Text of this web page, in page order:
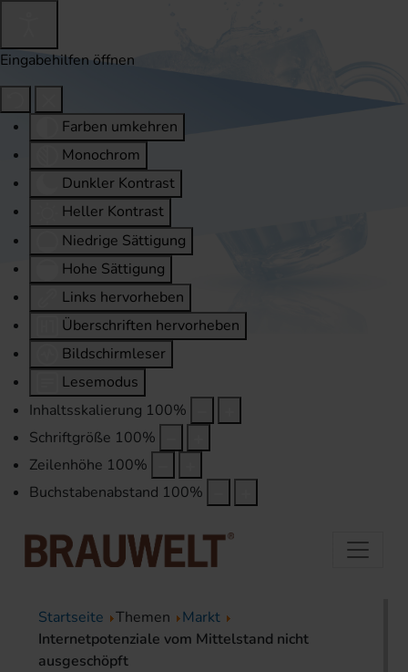
Eingabehilfen öffnen
Farben umkehren
Monochrom
Dunkler Kontrast
Heller Kontrast
Niedrige Sättigung
Hohe Sättigung
Links hervorheben
Überschriften hervorheben
Bildschirmleser
Lesemodus
Inhaltsskalierung 100%
Schriftgröße 100%
Zeilenhöhe 100%
Buchstabenabstand 100%
Startseite Themen
Markt
Internetpotenziale vom Mittelstand nicht
ausgeschöpft